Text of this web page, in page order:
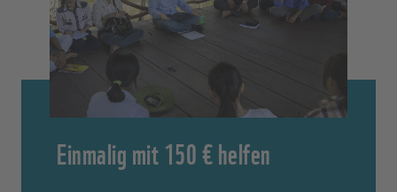
Einmalig mit 150 € helfen